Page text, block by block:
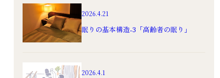
2026.4.21
眠りの基本構造-3「高齢者の眠り」
2026.4.1